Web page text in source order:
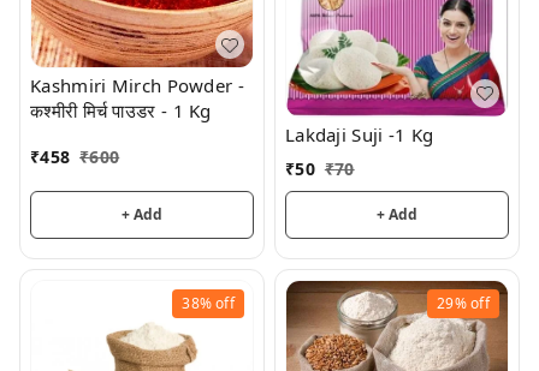
Kashmiri Mirch Powder -
कश्मीरी मिर्च पाउडर - 1 Kg
₹458 ₹600
+ Add
Lakdaji Suji -1 Kg
₹50 ₹70
+ Add
38%off 29%off